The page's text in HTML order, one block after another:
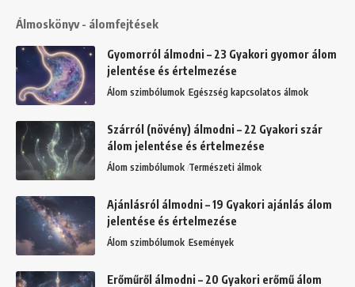
Álmoskönyv - álomfejtések
Gyomorról álmodni – 23 Gyakori gyomor álom
jelentése és értelmezése
Álom szimbólumok Egészség kapcsolatos álmok
Szárról (növény) álmodni – 22 Gyakori szár
álom jelentése és értelmezése
Álom szimbólumok Természeti álmok
Ajánlásról álmodni – 19 Gyakori ajánlás álom
jelentése és értelmezése
Álom szimbólumok Események
Erőműről álmodni – 20 Gyakori erőmű álom